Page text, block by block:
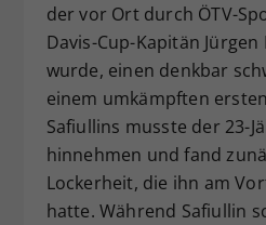
der vor Ort durch ÖTV-
Davis-Cup-Kapitän
wurde, einen denkbar
einem umkämpften
Safiullins musste der 23-
hinnehmen und fand
Lockerheit, die ihn am
hatte. Während Safiullin